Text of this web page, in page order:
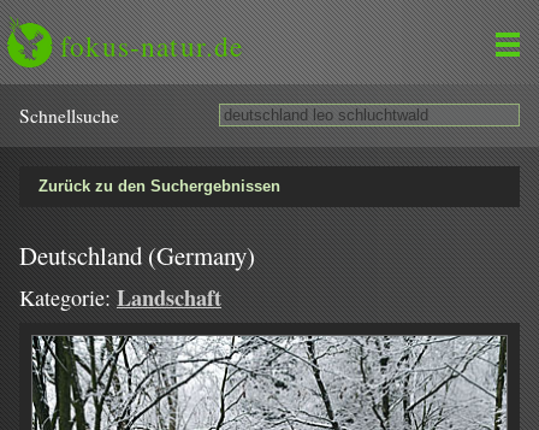
fokus-natur.de
Schnell­suche
Zurück zu den Suchergebnissen
Deutschland (Germany)
Kategorie: Landschaft